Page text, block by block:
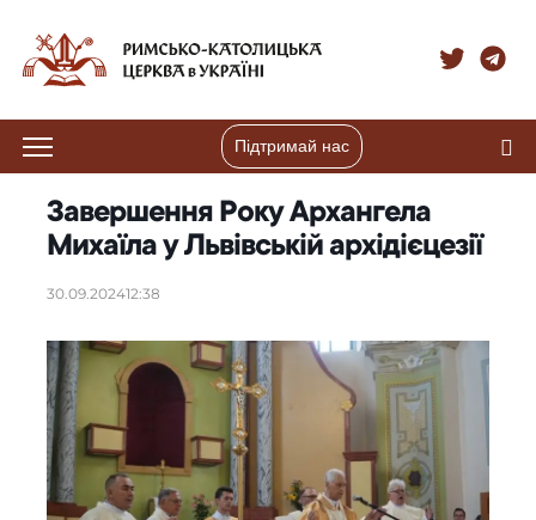
Підтримай нас
Завершення Року Архангела
Михаїла у Львівській архідієцезії
30.09.202412:38